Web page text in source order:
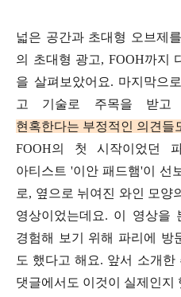
넓은 공간과 초대형 오브제
의 초대형 광고, FOOH까지
을 살펴보았어요. 마지막으
고 기술로 주목을 받고
현혹한다는 부정적인 의견들
FOOH의 첫 시작이었던
아티스트 '이안 패드햄'이 선
로, 옆으로 뉘여진 와인 모양
영상이었는데요. 이 영상을
경험해 보기 위해 파리에 방
도 했다고 해요. 앞서 소개한
댓글에서도 이것이 실제인지